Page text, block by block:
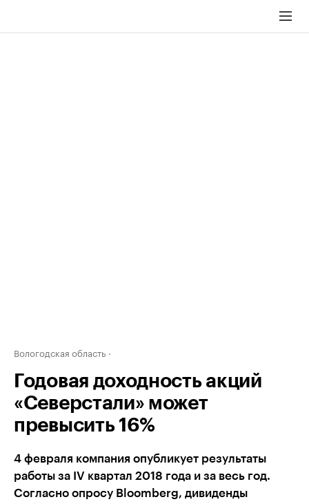
Вологодская область
Годовая доходность акций
«Северстали» может
превысить 16%
4 февраля компания опубликует результаты
работы за IV квартал 2018 года и за весь год.
Согласно опросу Bloomberg, дивиденды